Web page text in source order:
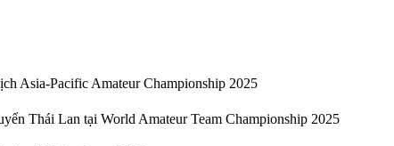
Asia-Pacific Amateur Championship 2025
Thái Lan tại World Amateur Team Championship 2025